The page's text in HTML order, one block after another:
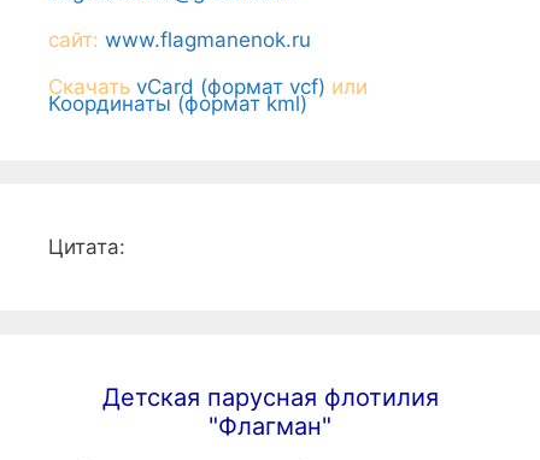
сайт: www.flagmanenok.ru
Скачать vCard (формат vcf) или
Координаты (формат kml)
Цитата:
Детская парусная флотилия
"Флагман"